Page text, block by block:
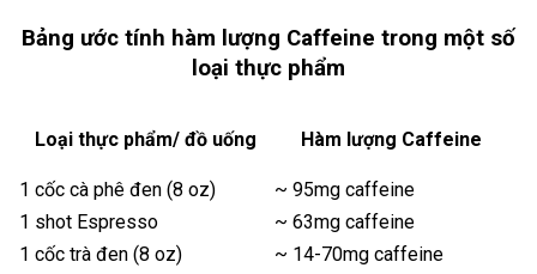
Bảng ước tính hàm lượng Caffeine trong một số
loại thực phẩm
Loại thực phẩm/ đồ uống Hàm lượng Caffeine
1 cốc cà phê đen (8 oz)
~ 95mg caffeine
1 shot Espresso
~ 63mg caffeine
1 cốc trà đen (8 oz)
~ 14-70mg caffeine